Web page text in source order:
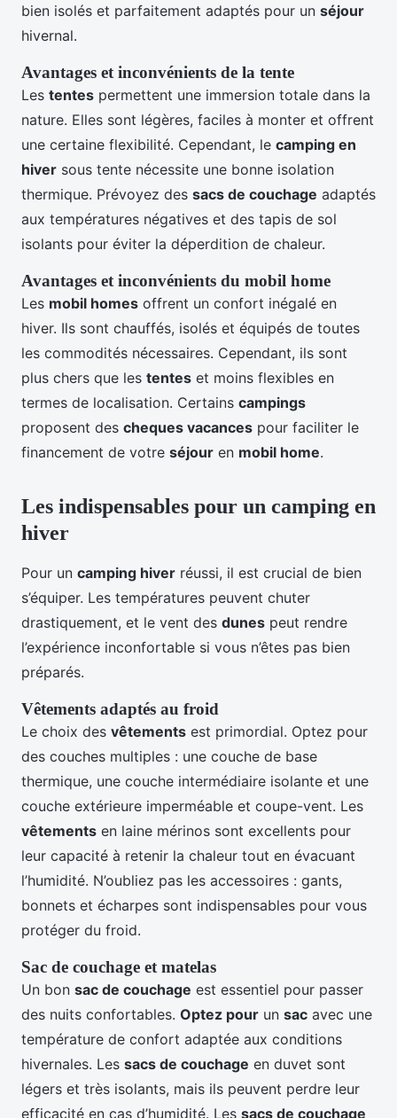
bien isolés et parfaitement adaptés pour un séjour
hivernal.
Avantages et inconvénients de la tente
Les tentes permettent une immersion totale dans la
nature. Elles sont légères, faciles à monter et offrent
une certaine flexibilité. Cependant, le camping en
hiver sous tente nécessite une bonne isolation
thermique. Prévoyez des sacs de couchage adaptés
aux températures négatives et des tapis de sol
isolants pour éviter la déperdition de chaleur.
Avantages et inconvénients du mobil home
Les mobil homes offrent un confort inégalé en
hiver. Ils sont chauffés, isolés et équipés de toutes
les commodités nécessaires. Cependant, ils sont
plus chers que les tentes et moins flexibles en
termes de localisation. Certains campings
proposent des cheques vacances pour faciliter le
financement de votre séjour en mobil home.
Les indispensables pour un camping en
hiver
Pour un camping hiver réussi, il est crucial de bien
s’équiper. Les températures peuvent chuter
drastiquement, et le vent des dunes peut rendre
l’expérience inconfortable si vous n’êtes pas bien
préparés.
Vêtements adaptés au froid
Le choix des vêtements est primordial. Optez pour
des couches multiples : une couche de base
thermique, une couche intermédiaire isolante et une
couche extérieure imperméable et coupe-vent. Les
vêtements en laine mérinos sont excellents pour
leur capacité à retenir la chaleur tout en évacuant
l’humidité. N’oubliez pas les accessoires : gants,
bonnets et écharpes sont indispensables pour vous
protéger du froid.
Sac de couchage et matelas
Un bon sac de couchage est essentiel pour passer
des nuits confortables. Optez pour un sac avec une
température de confort adaptée aux conditions
hivernales. Les sacs de couchage en duvet sont
légers et très isolants, mais ils peuvent perdre leur
efficacité en cas d’humidité. Les sacs de couchage